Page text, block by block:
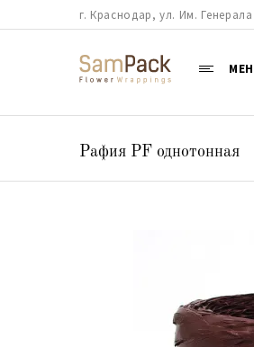
г. Краснодар, ул. Им.
Рафия PF однотонная